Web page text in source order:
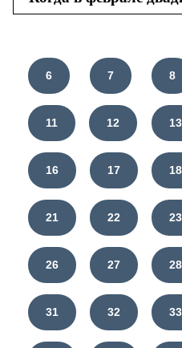
6 7 8
11 12 13
16 17 18
21 22 23
26 27 28
31 32 33